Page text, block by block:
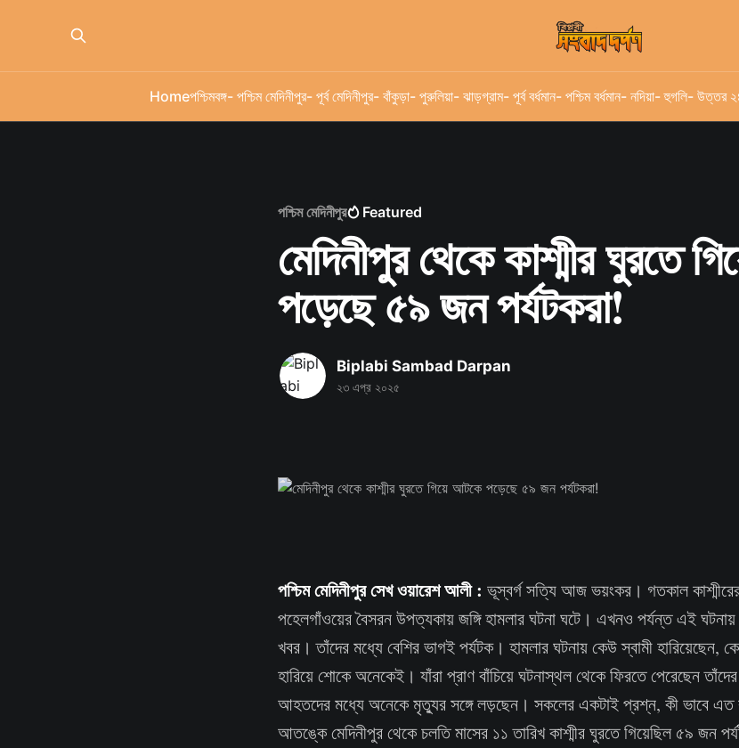
Homeপশ্চিমবঙ্গ- পশ্চিম মেদিনীপুর- পূর্ব মেদিনীপুর- বাঁকুড়া- পুরুলিয়া- ঝাড়গ্রাম- পূর্ব বর্ধমান- পশ্চিম বর্ধমান- নদিয়া- হুগলি- উত্তর
পশ্চিম মেদিনীপুর Featured
মেদিনীপুর থেকে কাশ্মীর ঘুরতে
পড়েছে ৫৯ জন পর্যটকরা!
Biplabi Sambad Darpan
২৩ এপ্র ২০২৫
পশ্চিম মেদিনীপুর সেখ ওয়ারেশ আলী : ভূস্বর্গ সত্যি আজ ভয়ংকর। গতকাল
পহেলগাঁওয়ের বৈসরন উপত্যকায় জঙ্গি হামলার ঘটনা ঘটে। এখনও পর্যন্ত এই
খবর। তাঁদের মধ্যে বেশির ভাগই পর্যটক। হামলার ঘটনায় কেউ স্বামী
হারিয়ে শোকে অনেকেই। যাঁরা প্রাণ বাঁচিয়ে ঘটনাস্থল থেকে ফিরতে পেরেছেন
আহতদের মধ্যে অনেকে মৃত্যুর সঙ্গে লড়ছেন। সকলের একটাই প্রশ্ন, কী ভাবে এত
আতঙ্কে মেদিনীপুর থেকে চলতি মাসের ১১ তারিখ কাশ্মীর ঘুরতে গিয়েছিল ৫৯ জন